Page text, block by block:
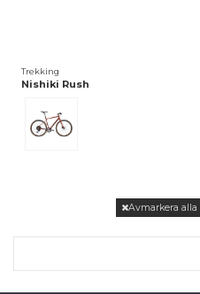
Trekking
Nishiki Rush
Avmarkera alla